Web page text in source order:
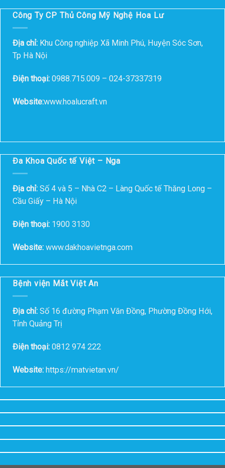
Công Ty CP Thủ Công Mỹ Nghệ Hoa Lư
Địa chỉ: Khu Công nghiệp Xã Minh Phú, Huyện Sóc Sơn,
Tp Hà Nội
Điện thoại: 0988.715.009 – 024-37337319
Website:www.hoalucraft.vn
Đa Khoa Quốc tế Việt – Nga
Địa chỉ: Số 4 và 5 – Nhà C2 – Làng Quốc tế Thăng Long –
Cầu Giấy – Hà Nội
Điện thoại: 1900 3130
Website: www.dakhoavietnga.com
Bệnh viện Mắt Việt An
Địa chỉ: Số 16 đường Phạm Văn Đồng, Phường Đồng Hới,
Tỉnh Quảng Trị
Điện thoại: 0812 974 222
Website: https://matvietan.vn/